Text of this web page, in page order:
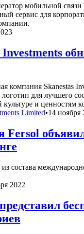
мобильной связи
сервис для
Investments
компания Skanestas
для лучшего
культуре и ценностям
Limited•14 ноября
Fersol
состава
2022